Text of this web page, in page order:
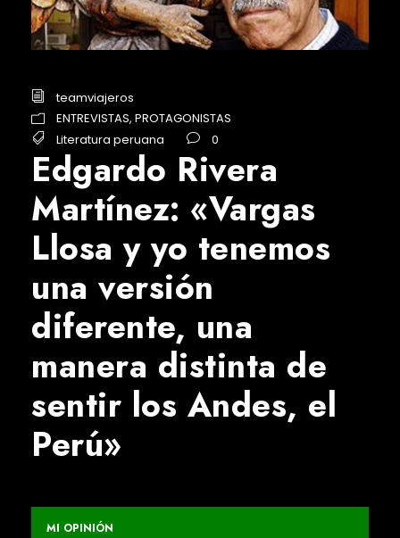
teamviajeros
ENTREVISTAS, PROTAGONISTAS
Literatura peruana
0
Edgardo Rivera
Martínez: «Vargas
Llosa y yo tenemos
una versión
diferente, una
manera distinta de
sentir los Andes, el
Perú»
MI OPINIÓN